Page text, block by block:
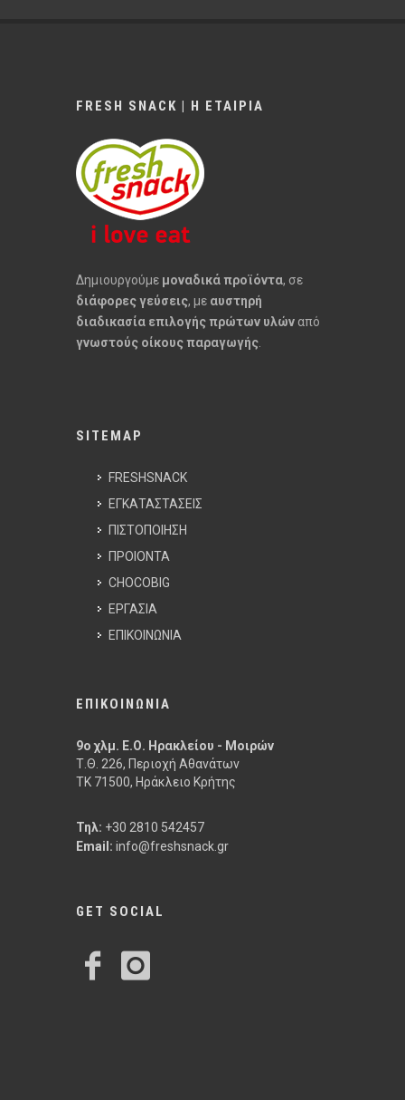
FRESH SNACK | Η ΕΤΑΙΡΙΑ
Δημιουργούμε μοναδικά προϊόντα, σε
διάφορες γεύσεις, με αυστηρή
διαδικασία επιλογής πρώτων υλών από
γνωστούς οίκους παραγωγής
SITEMAP
FRESHSNACK
ΕΓΚΑΤΑΣΤΑΣΕΙΣ
ΠΙΣΤΟΠΟΙΗΣΗ
ΠΡΟΙΟΝΤΑ
CHOCOBIG
ΕΡΓΑΣΙΑ
ΕΠΙΚΟΙΝΩΝΙΑ
ΕΠΙΚΟΙΝΩΝΙΑ
9ο χλμ. Ε.Ο. Ηρακλείου - Μοιρών
Τ.Θ. 226, Περιοχή Αθανάτων
ΤΚ 71500, Ηράκλειο Κρήτης
Τηλ: +30 2810 542457
Email: info@freshsnack.gr
GET SOCIAL